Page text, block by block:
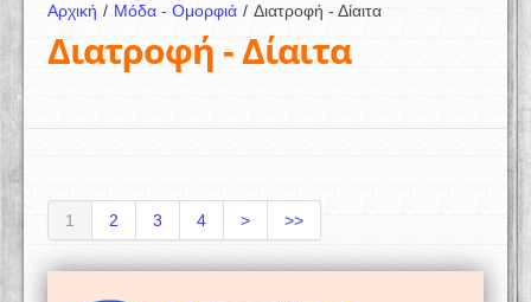
Αρχική / Μόδα - Ομορφιά / Διατροφή - Δίαιτα
Διατροφή - Δίαιτα
1 2 3 4 > >>